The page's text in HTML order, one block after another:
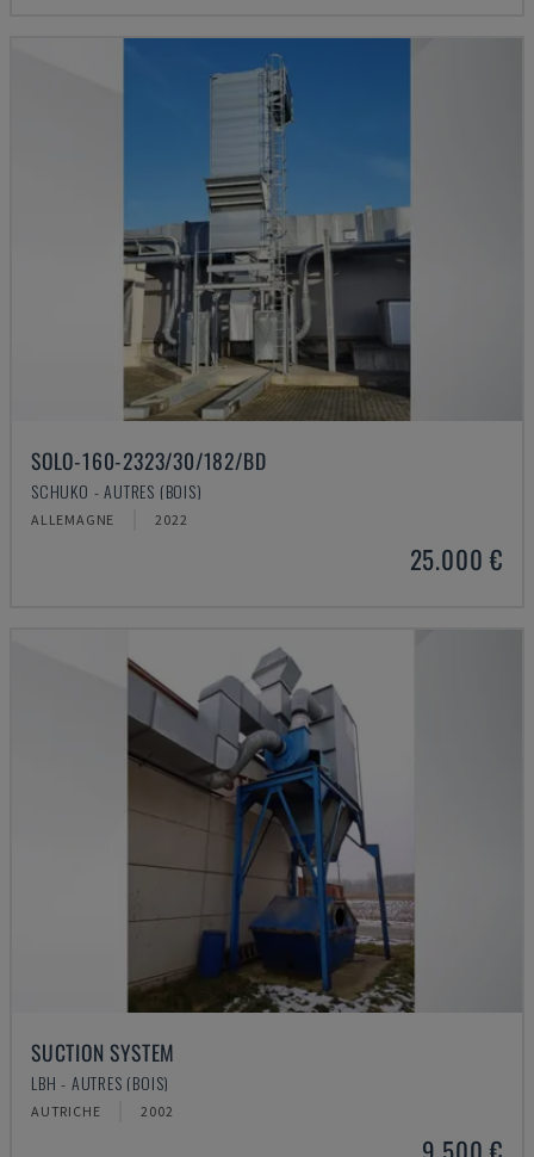
SOLO-160-2323/30/182/BD
SCHUKO - AUTRES (BOIS)
ALLEMAGNE 2022
25.000 €
SUCTION SYSTEM
LBH - AUTRES (BOIS)
AUTRICHE 2002